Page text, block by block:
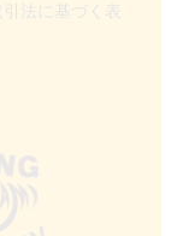
法に基づく表